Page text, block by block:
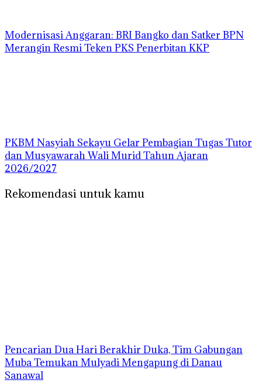
Modernisasi Anggaran: BRI Bangko dan Satker BPN
Merangin Resmi Teken PKS Penerbitan KKP
PKBM Nasyiah Sekayu Gelar Pembagian Tugas Tutor
dan Musyawarah Wali Murid Tahun Ajaran
2026/2027
Rekomendasi untuk kamu
Pencarian Dua Hari Berakhir Duka, Tim Gabungan
Muba Temukan Mulyadi Mengapung di Danau
Sanawal